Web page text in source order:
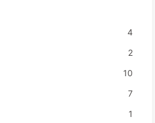
4
2
10
7
1